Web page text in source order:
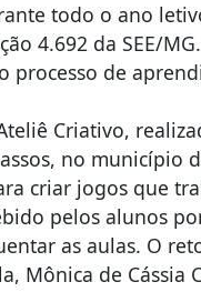
todo o ano
4.692 da SEE/
processo de
Criativo,
no município
criar jogos que
pelos alunos
as aulas. O
Mônica de Cássia